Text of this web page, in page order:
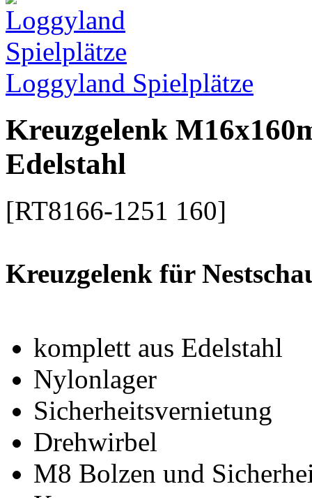
Loggyland Spielplätze
Kreuzgelenk
Edelstahl
[RT8166-1251 160]
Kreuzgelenk für
komplett aus Edelstahl
Nylonlager
Sicherheitsvernietung
Drehwirbel
M8 Bolzen und